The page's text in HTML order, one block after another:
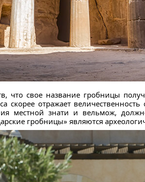
что свое название гробницы
скорее отражает
местной знати и вельмож,
гробницы» являются